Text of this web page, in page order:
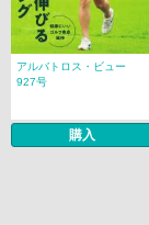
アルバトロス・ビュー
927号
購入